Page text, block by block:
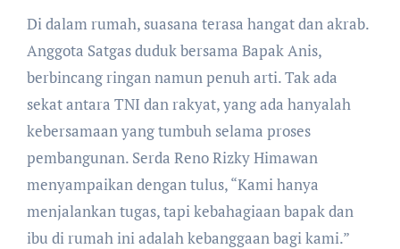
Di dalam rumah, suasana terasa hangat dan akrab.
Anggota Satgas duduk bersama Bapak Anis,
berbincang ringan namun penuh arti. Tak ada
sekat antara TNI dan rakyat, yang ada hanyalah
kebersamaan yang tumbuh selama proses
pembangunan. Serda Reno Rizky Himawan
menyampaikan dengan tulus, “Kami hanya
menjalankan tugas, tapi kebahagiaan bapak dan
ibu di rumah ini adalah kebanggaan bagi kami.”